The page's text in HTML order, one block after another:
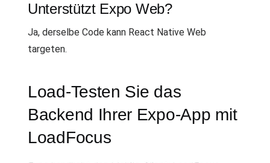
Unterstützt Expo Web?
Ja, derselbe Code kann React Native Web
targeten.
Load-Testen Sie das
Backend Ihrer Expo-App mit
LoadFocus